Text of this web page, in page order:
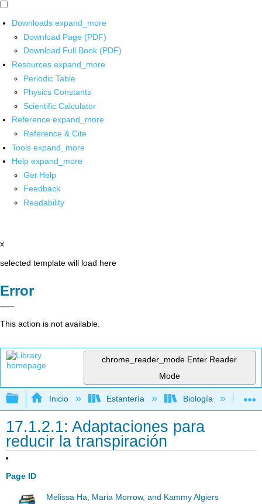
Downloads expand_more
Download Page (PDF)
Download Full Book (PDF)
Resources expand_more
Periodic Table
Physics Constants
Scientific Calculator
Reference expand_more
Reference & Cite
Tools expand_more
Help expand_more
Get Help
Feedback
Readability
x
selected template will load here
Error
This action is not available.
chrome_reader_mode Enter Reader
Mode
Expandir/contraer jerarquía global
Inicio Estantería Biología
17.1.2.1: Adaptaciones para
reducir la transpiración
Page ID
Melissa Ha, Maria Morrow, and Kammy Algiers